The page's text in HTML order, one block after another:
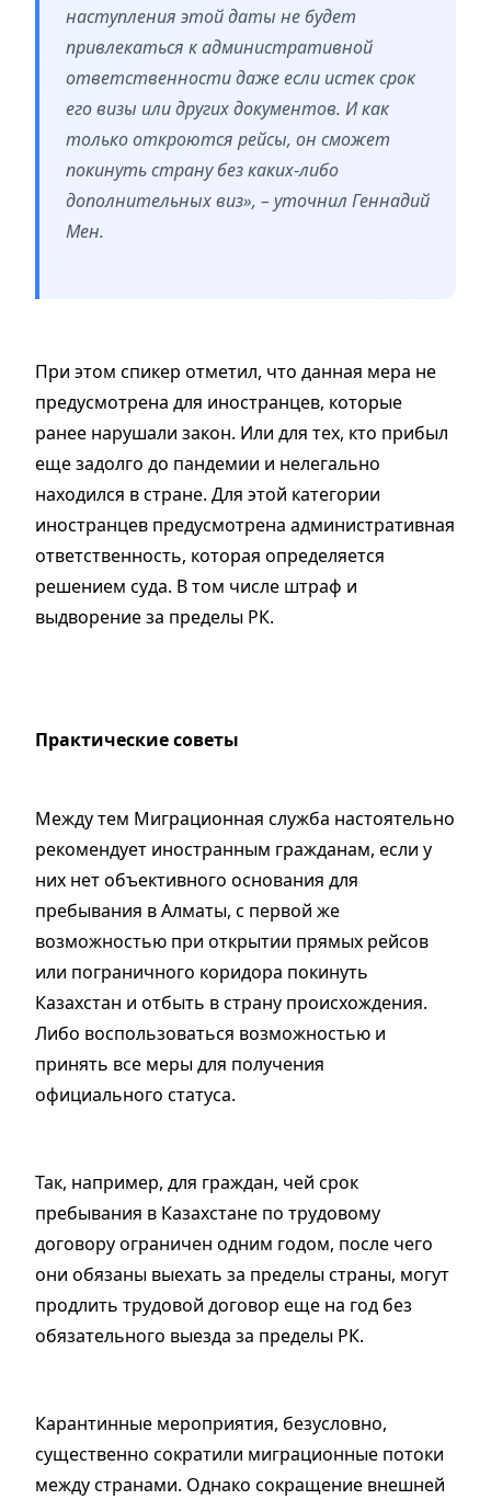
наступления этой даты не будет
привлекаться к административной
ответственности даже если истек срок
его визы или других документов. И как
только откроются рейсы, он сможет
покинуть страну без каких-либо
дополнительных виз», – уточнил Геннадий
Мен.
При этом спикер отметил, что данная мера не
предусмотрена для иностранцев, которые
ранее нарушали закон. Или для тех, кто прибыл
еще задолго до пандемии и нелегально
находился в стране. Для этой категории
иностранцев предусмотрена административная
ответственность, которая определяется
решением суда. В том числе штраф и
выдворение за пределы РК.
Практические советы
Между тем Миграционная служба настоятельно
рекомендует иностранным гражданам, если у
них нет объективного основания для
пребывания в Алматы, с первой же
возможностью при открытии прямых рейсов
или пограничного коридора покинуть
Казахстан и отбыть в страну происхождения.
Либо воспользоваться возможностью и
принять все меры для получения
официального статуса.
Так, например, для граждан, чей срок
пребывания в Казахстане по трудовому
договору ограничен одним годом, после чего
они обязаны выехать за пределы страны, могут
продлить трудовой договор еще на год без
обязательного выезда за пределы РК.
Карантинные мероприятия, безусловно,
существенно сократили миграционные потоки
между странами. Однако сокращение внешней